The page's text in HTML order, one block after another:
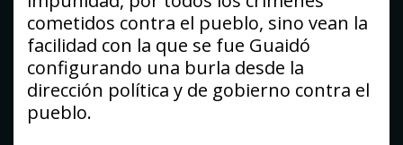
cometidos contra el pueblo, sino vean la
facilidad con la que se fue Guaidó
configurando una burla desde la
dirección política y de gobierno contra el
pueblo.